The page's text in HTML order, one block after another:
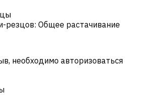
резцов: Общее растачивание
необходимо авторизоваться